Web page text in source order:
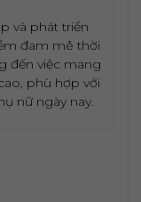
và phát triển
đam mê thời
đến việc mang
phù hợp với
nữ ngày nay.